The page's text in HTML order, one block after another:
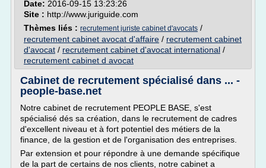
Date: 2016-09-15 13:23:26
Site : http://www.juriguide.com
Thèmes liés : recrutement juriste cabinet d'avocats /
recrutement cabinet avocat d'affaire / recrutement cabinet
d'avocat / recrutement cabinet d'avocat international /
recrutement cabinet d avocat
Cabinet de recrutement spécialisé dans ... -
people-base.net
Notre cabinet de recrutement PEOPLE BASE, s'est
spécialisé dés sa création, dans le recrutement de cadres
d'excellent niveau et à fort potentiel des métiers de la
finance, de la gestion et de l'organisation des entreprises.
Par extension et pour répondre à une demande spécifique
de la part de certains de nos clients, notre cabinet a